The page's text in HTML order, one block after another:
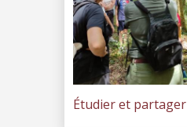
Étudier et partager